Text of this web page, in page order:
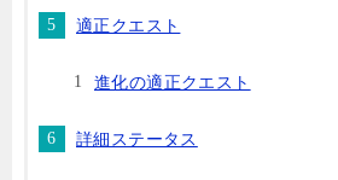
適正クエスト
進化の適正クエスト
詳細ステータス